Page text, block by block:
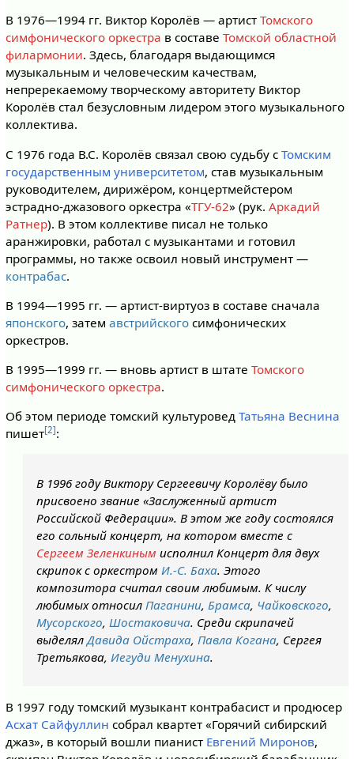
В 1976—1994 гг. Виктор Королёв — артист Томского
симфонического оркестра в составе Томской областной
филармонии. Здесь, благодаря выдающимся
музыкальным и человеческим качествам,
непререкаемому творческому авторитету Виктор
Королёв стал безусловным лидером этого музыкального
коллектива.
С 1976 года В.С. Королёв связал свою судьбу с Томским
государственным университетом, став музыкальным
руководителем, дирижёром, концертмейстером
эстрадно-джазового оркестра «ТГУ-62» (рук. Аркадий
Ратнер). В этом коллективе писал не только
аранжировки, работал с музыкантами и готовил
программы, но также освоил новый инструмент —
контрабас.
В 1994—1995 гг. — артист-виртуоз в составе сначала
японского, затем австрийскогосимфонических
оркестров.
В 1995—1999 гг. — вновь артист в штате Томского
симфонического оркестра.
Об этом периоде томский культуровед Татьяна Веснина
пишет[2]:
В 1996 году Виктору Сергеевичу Королёву было
присвоено звание «Заслуженный артист
Российской Федерации». В этом же году состоялся
его сольный концерт, на котором вместе с
Сергеем Зеленкиным исполнил Концерт для двух
скрипок с оркестром И.-С. Баха. Этого
композитора считал своим любимым. К числу
любимых относил Паганини, Брамса, Чайковского,
Мусорского, Шостаковича. Среди скрипачей
выделялДавида Ойстраха, Павла Когана, Сергея
Третьякова, Иегуди Менухина.
В 1997 году томский музыкант контрабасист и продюсер
Асхат Сайфуллин собрал квартет «Горячий сибирский
джаз», в который вошли пианист Евгений Миронов,